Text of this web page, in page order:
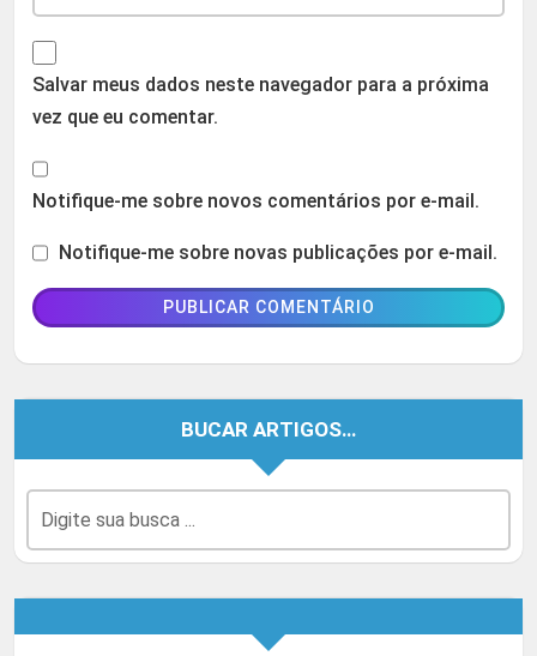
Salvar meus dados neste navegador para a próxima
vez que eu comentar.
Notifique-me sobre novos comentários por e-mail.
Notifique-me sobre novas publicações por e-mail.
BUCAR ARTIGOS…